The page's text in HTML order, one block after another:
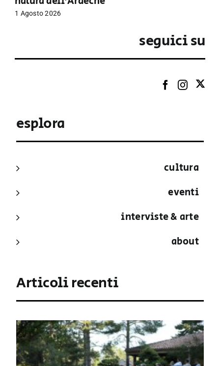
1 Agosto 2026
seguici su
esplora
cultura
eventi
interviste & arte
about
Articoli recenti